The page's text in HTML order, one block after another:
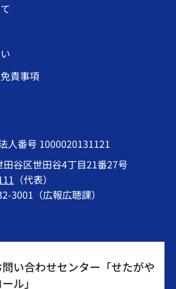
責事項
人番号 1000020131121
谷区世田谷4丁目21番27号
（代表）
3001（広報広聴課）
問い合わせセンター「せたがや
ル」